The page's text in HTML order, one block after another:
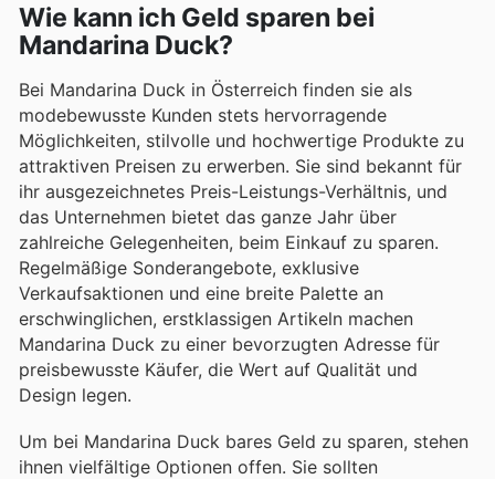
Wie kann ich Geld sparen bei
Mandarina Duck?
Bei Mandarina Duck in Österreich finden sie als
modebewusste Kunden stets hervorragende
Möglichkeiten, stilvolle und hochwertige Produkte zu
attraktiven Preisen zu erwerben. Sie sind bekannt für
ihr ausgezeichnetes Preis-Leistungs-Verhältnis, und
das Unternehmen bietet das ganze Jahr über
zahlreiche Gelegenheiten, beim Einkauf zu sparen.
Regelmäßige Sonderangebote, exklusive
Verkaufsaktionen und eine breite Palette an
erschwinglichen, erstklassigen Artikeln machen
Mandarina Duck zu einer bevorzugten Adresse für
preisbewusste Käufer, die Wert auf Qualität und
Design legen.
Um bei Mandarina Duck bares Geld zu sparen, stehen
ihnen vielfältige Optionen offen. Sie sollten